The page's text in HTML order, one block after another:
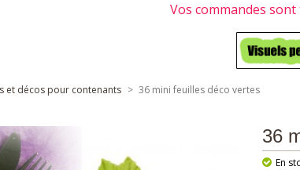
Vos commandes
et décos pour contenants > 36 mini feuilles déco vertes
36
En